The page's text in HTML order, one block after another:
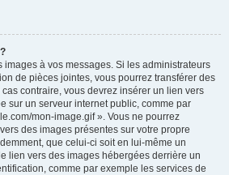
images à vos messages. Si les administrateurs
de pièces jointes, vous pourrez transférer des
contraire, vous devrez insérer un lien vers
sur un serveur internet public, comme par
mon-image.gif ». Vous ne pourrez
des images présentes sur votre propre
que celui-ci soit en lui-même un
lien vers des images hébergées derrière un
comme par exemple les services de